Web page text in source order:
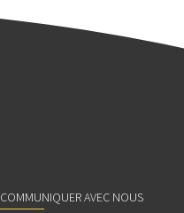
COMMUNIQUER AVEC NOUS